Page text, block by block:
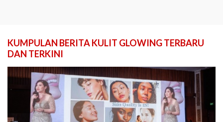
KUMPULAN BERITA KULIT GLOWING TERBARU
DAN TERKINI